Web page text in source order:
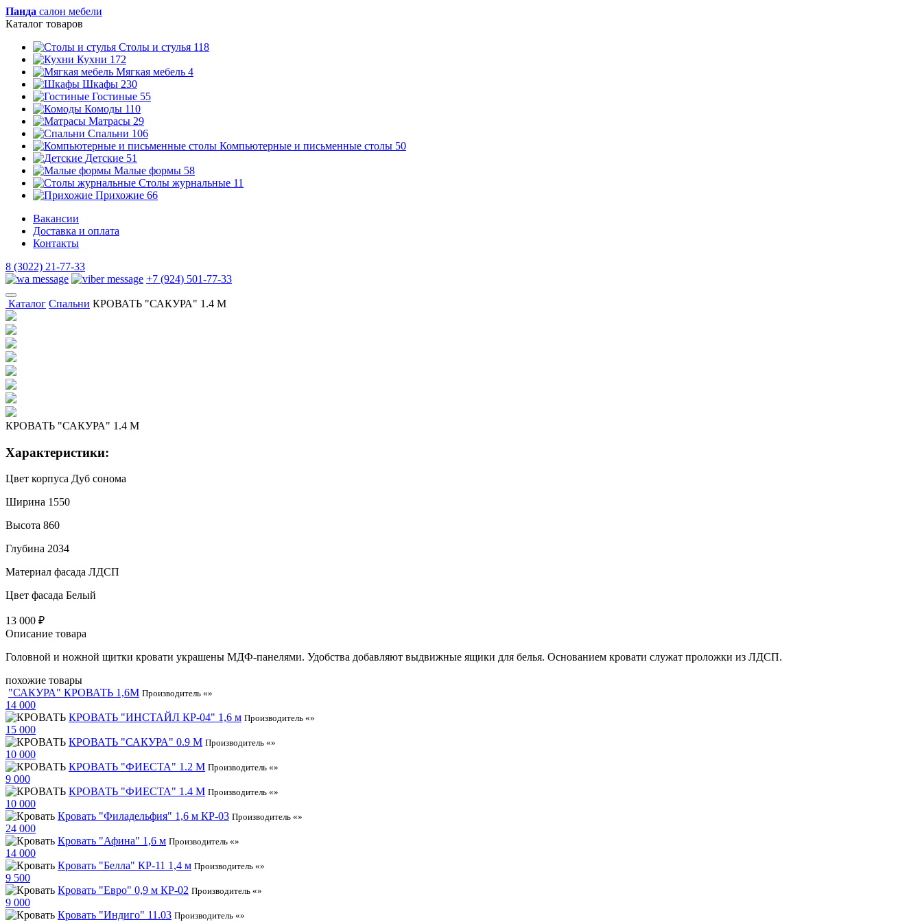
Панда салон мебели
Каталог товаров
Столы и стулья 118
Кухни 172
Мягкая мебель 4
Шкафы 230
Гостиные 55
Комоды 110
Матрасы 29
Спальни 106
Компьютерные и письменные столы 50
Детские 51
Малые формы 58
Столы журнальные 11
Прихожие 66
Вакансии
Доставка и оплата
Контакты
8 (3022) 21-77-33
+7 (924) 501-77-33
Каталог Спальни КРОВАТЬ "САКУРА" 1.4 М
КРОВАТЬ "САКУРА" 1.4 М
Характеристики:
Цвет корпуса Дуб сонома
Ширина 1550
Высота 860
Глубина 2034
Материал фасада ЛДСП
Цвет фасада Белый
13 000 ₽
Описание товара
Головной и ножной щитки кровати украшены МДФ-панелями. Удобства добавляют выдвижные ящики для белья. Основанием кровати служат проложки из ЛДСП.
похожие товары
"САКУРА" КРОВАТЬ 1,6М Производитель «»
14 000
КРОВАТЬ "ИНСТАЙЛ КР-04" 1,6 м Производитель «»
15 000
КРОВАТЬ "САКУРА" 0.9 М Производитель «»
10 000
КРОВАТЬ "ФИЕСТА" 1.2 М Производитель «»
9 000
КРОВАТЬ "ФИЕСТА" 1.4 М Производитель «»
10 000
Кровать "Филадельфия" 1,6 м КР-03 Производитель «»
24 000
Кровать "Афина" 1,6 м Производитель «»
14 000
Кровать "Белла" КР-11 1,4 м Производитель «»
9 500
Кровать "Евро" 0,9 м КР-02 Производитель «»
9 000
Кровать "Индиго" 11.03 Производитель «»